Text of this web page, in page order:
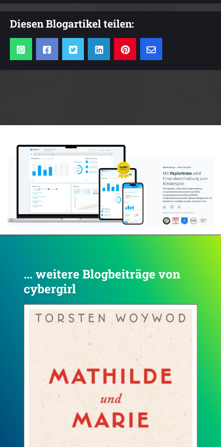
Diesen Blogartikel teilen:
... weitere Blogbeiträge von
cybergirl